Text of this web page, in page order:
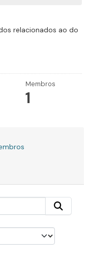
relacionados ao do
Membros
1